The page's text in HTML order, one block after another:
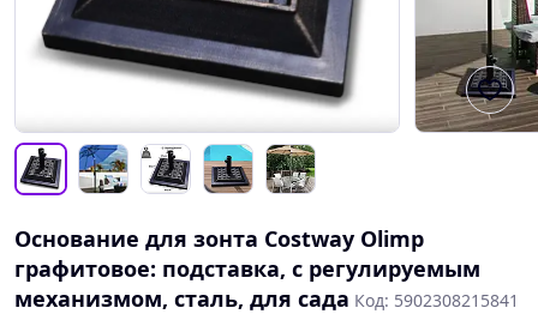
Основание для зонта Costway Olimp
графитовое: подставка, с регулируемым
механизмом, сталь, для сада Код: 5902308215841